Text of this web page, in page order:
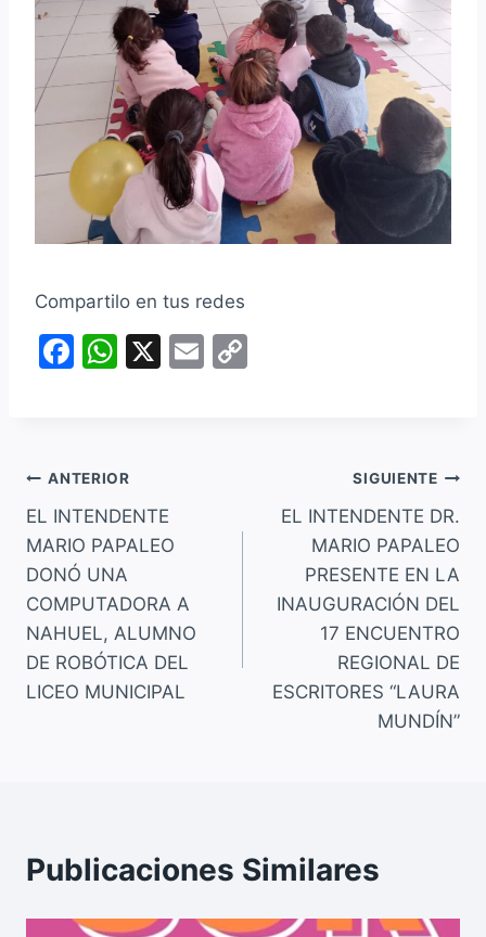
Compartilo en tus redes
F
b
o
o
k
W
A
p
p
X
E
Navegación
de
entradas
ANTERIOR
EL INTENDENTE
MARIO PAPALEO
DONÓ UNA
COMPUTADORA A
NAHUEL, ALUMNO
DE ROBÓTICA DEL
LICEO MUNICIPAL
SIGUIENTE
EL INTENDENTE DR.
MARIO PAPALEO
PRESENTE EN LA
INAUGURACIÓN DEL
17 ENCUENTRO
REGIONAL DE
ESCRITORES “LAURA
MUNDÍN”
Publicaciones Similares